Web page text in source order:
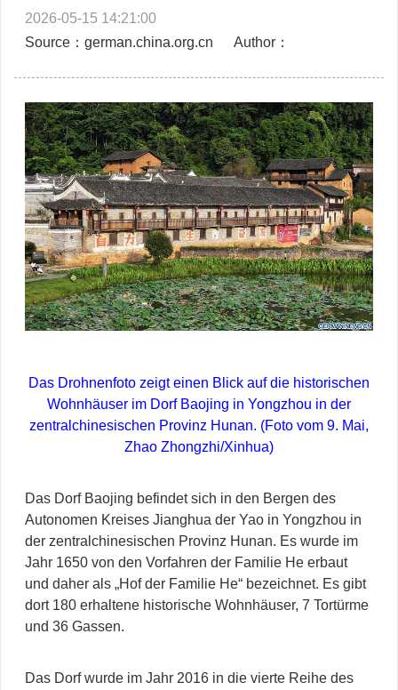
2026-05-15 14:21:00
Source：german.china.org.cn
Author：
Das Drohnenfoto zeigt einen Blick auf die historischen
Wohnhäuser im Dorf Baojing in Yongzhou in der
zentralchinesischen Provinz Hunan. (Foto vom 9. Mai,
Zhao Zhongzhi/Xinhua)
Das Dorf Baojing befindet sich in den Bergen des
Autonomen Kreises Jianghua der Yao in Yongzhou in
der zentralchinesischen Provinz Hunan. Es wurde im
Jahr 1650 von den Vorfahren der Familie He erbaut
und daher als „Hof der Familie He“ bezeichnet. Es gibt
dort 180 erhaltene historische Wohnhäuser, 7 Tortürme
und 36 Gassen.
Das Dorf wurde im Jahr 2016 in die vierte Reihe des